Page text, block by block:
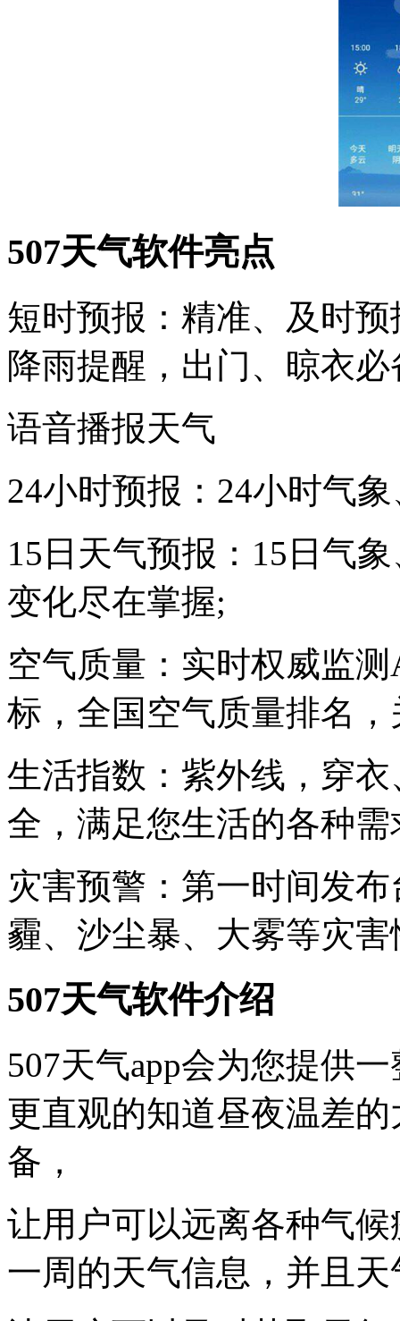
507天气软件亮点
短时预报：精准、及时
降雨提醒，出门、晾衣必
语音播报天气
24小时预报：24小时气
15日天气预报：15日气
变化尽在掌握;
空气质量：实时权威监
标，全国空气质量排名
生活指数：紫外线，穿
全，满足您生活的各种需
灾害预警：第一时间发
霾、沙尘暴、大雾等灾
507天气软件介绍
507天气app会为您提供
更直观的知道昼夜温差
备，
让用户可以远离各种气
一周的天气信息，并且